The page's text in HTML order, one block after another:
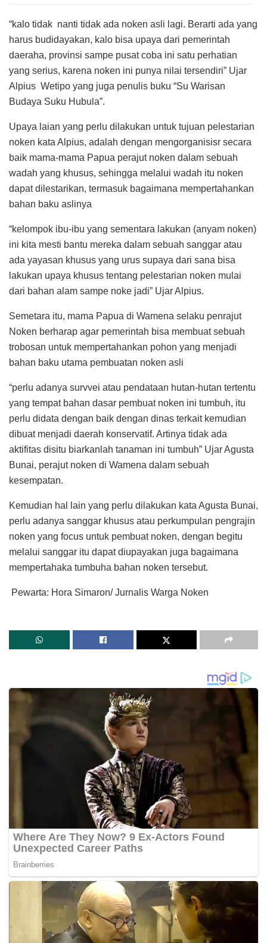
“kalo tidak nanti tidak ada noken asli lagi. Berarti ada yang
harus budidayakan, kalo bisa upaya dari pemerintah
daeraha, provinsi sampe pusat coba ini satu perhatian
yang serius, karena noken ini punya nilai tersendiri” Ujar
Alpius Wetipo yang juga penulis buku “Su Warisan
Budaya Suku Hubula”.
Upaya laian yang perlu dilakukan untuk tujuan pelestarian
noken kata Alpius, adalah dengan mengorganisisr secara
baik mama-mama Papua perajut noken dalam sebuah
wadah yang khusus, sehingga melalui wadah itu noken
dapat dilestarikan, termasuk bagaimana mempertahankan
bahan baku aslinya
“kelompok ibu-ibu yang sementara lakukan (anyam noken)
ini kita mesti bantu mereka dalam sebuah sanggar atau
ada yayasan khusus yang urus supaya dari sana bisa
lakukan upaya khusus tentang pelestarian noken mulai
dari bahan alam sampe noke jadi” Ujar Alpius.
Semetara itu, mama Papua di Wamena selaku penrajut
Noken berharap agar pemerintah bisa membuat sebuah
trobosan untuk mempertahankan pohon yang menjadi
bahan baku utama pembuatan noken asli
“perlu adanya survvei atau pendataan hutan-hutan tertentu
yang tempat bahan dasar pembuat noken ini tumbuh, itu
perlu didata dengan baik dengan dinas terkait kemudian
dibuat menjadi daerah konservatif. Artinya tidak ada
aktifitas disitu biarkanlah tanaman ini tumbuh” Ujar Agusta
Bunai, perajut noken di Wamena dalam sebuah
kesempatan.
Kemudian hal lain yang perlu dilakukan kata Agusta Bunai,
perlu adanya sanggar khusus atau perkumpulan pengrajin
noken yang focus untuk pembuat noken, dengan begitu
melalui sanggar itu dapat diupayakan juga bagaimana
mempertahaka tumbuha bahan noken tersebut.
Pewarta: Hora Simaron/ Jurnalis Warga Noken